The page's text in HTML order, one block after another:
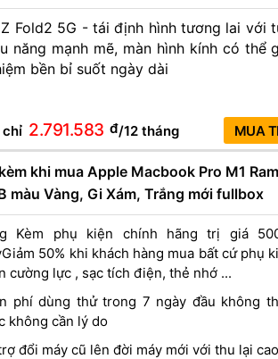
Fold2 5G - tái định hình tương lai với
năng mạnh mẽ, màn hình kính có
bền bỉ suốt ngày dài
chỉ 2.791.583 đ/12 tháng MUA
khi mua Apple Macbook Pro M1
màu Vàng, Gi Xám, Trắng mới fullbox
Kèm phụ kiện chính hãng trị giá
50% khi khách hàng mua bất cứ phụ
cường lực , sạc tích điện, thẻ nhớ ...
phí dùng thử trong 7 ngày đầu không
không cần lý do
đổi máy cũ lên đời máy mới với thu lại